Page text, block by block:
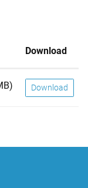
Download
Download